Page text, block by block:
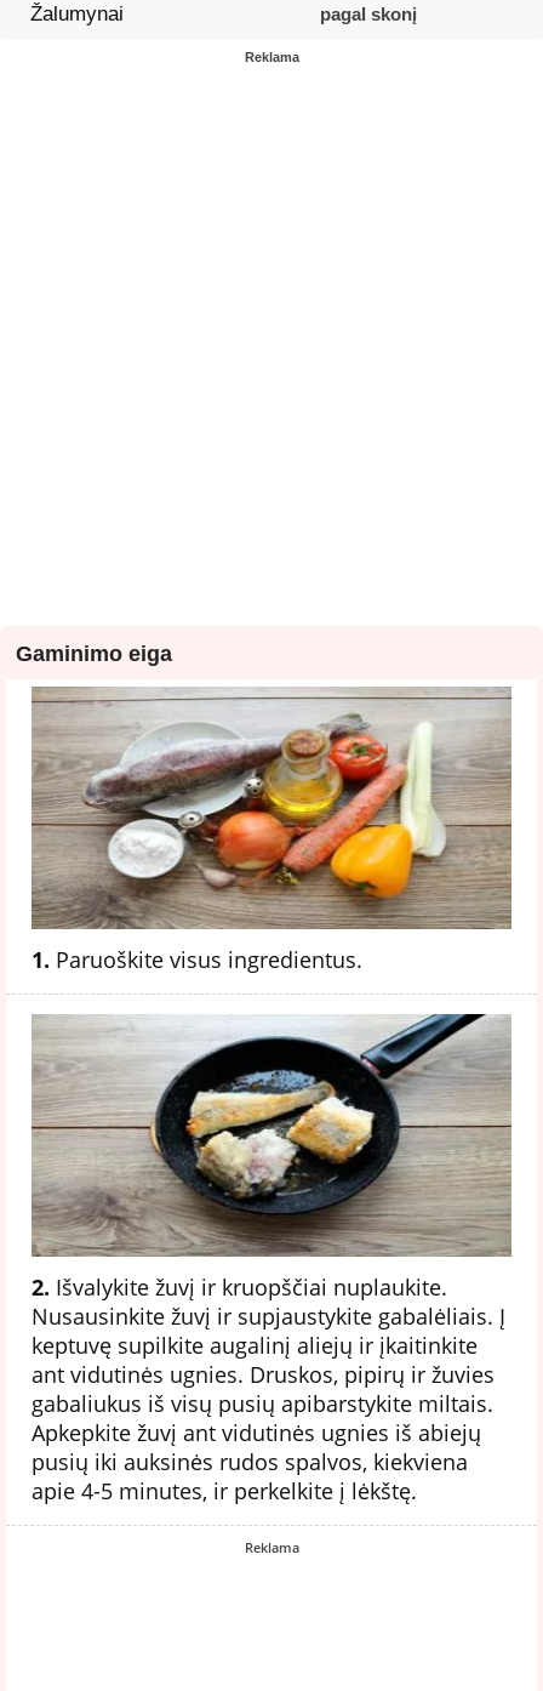
Žalumynai pagal skonį
Reklama
Gaminimo eiga
1. Paruoškite visus ingredientus.
2. Išvalykite žuvį ir kruopščiai nuplaukite.
Nusausinkite žuvį ir supjaustykite gabalėliais. Į
keptuvę supilkite augalinį aliejų ir įkaitinkite
ant vidutinės ugnies. Druskos, pipirų ir žuvies
gabaliukus iš visų pusių apibarstykite miltais.
Apkepkite žuvį ant vidutinės ugnies iš abiejų
pusių iki auksinės rudos spalvos, kiekviena
apie 4-5 minutes, ir perkelkite į lėkštę.
Reklama